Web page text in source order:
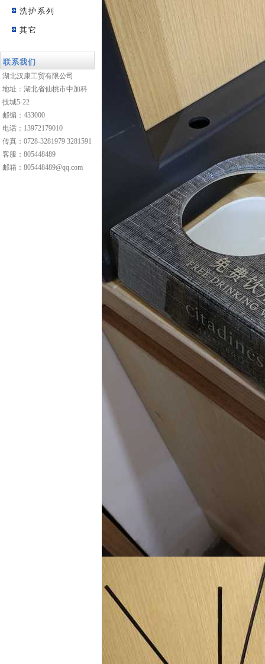
洗护系列
其它
联系我们
湖北汉康工贸有限公司
地址：湖北省仙桃市中加科
技城5-22
邮编：433000
电话：13972179010
传真：0728-3281979 3281591
客服： 805448489
邮箱： 805448489@qq.com